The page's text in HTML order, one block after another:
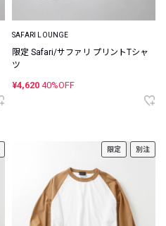
SAFARI LOUNGE
限定 Safari/サファリ プリントTシャ
ツ
¥4,620 40%OFF
限定 別注